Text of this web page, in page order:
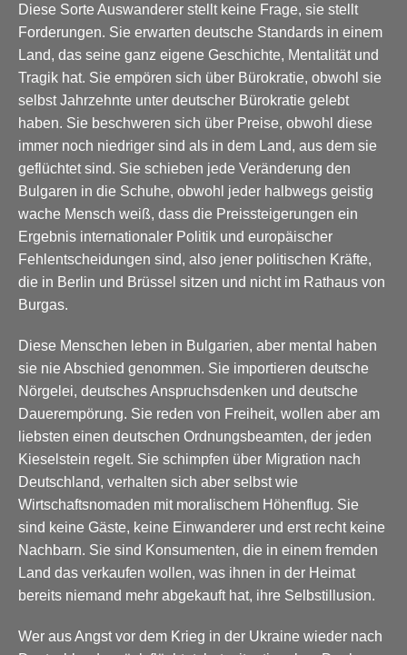
Diese Sorte Auswanderer stellt keine Frage, sie stellt
Forderungen. Sie erwarten deutsche Standards in einem
Land, das seine ganz eigene Geschichte, Mentalität und
Tragik hat. Sie empören sich über Bürokratie, obwohl sie
selbst Jahrzehnte unter deutscher Bürokratie gelebt
haben. Sie beschweren sich über Preise, obwohl diese
immer noch niedriger sind als in dem Land, aus dem sie
geflüchtet sind. Sie schieben jede Veränderung den
Bulgaren in die Schuhe, obwohl jeder halbwegs geistig
wache Mensch weiß, dass die Preissteigerungen ein
Ergebnis internationaler Politik und europäischer
Fehlentscheidungen sind, also jener politischen Kräfte,
die in Berlin und Brüssel sitzen und nicht im Rathaus von
Burgas.
Diese Menschen leben in Bulgarien, aber mental haben
sie nie Abschied genommen. Sie importieren deutsche
Nörgelei, deutsches Anspruchsdenken und deutsche
Dauerempörung. Sie reden von Freiheit, wollen aber am
liebsten einen deutschen Ordnungsbeamten, der jeden
Kieselstein regelt. Sie schimpfen über Migration nach
Deutschland, verhalten sich aber selbst wie
Wirtschaftsnomaden mit moralischem Höhenflug. Sie
sind keine Gäste, keine Einwanderer und erst recht keine
Nachbarn. Sie sind Konsumenten, die in einem fremden
Land das verkaufen wollen, was ihnen in der Heimat
bereits niemand mehr abgekauft hat, ihre Selbstillusion.
Wer aus Angst vor dem Krieg in der Ukraine wieder nach